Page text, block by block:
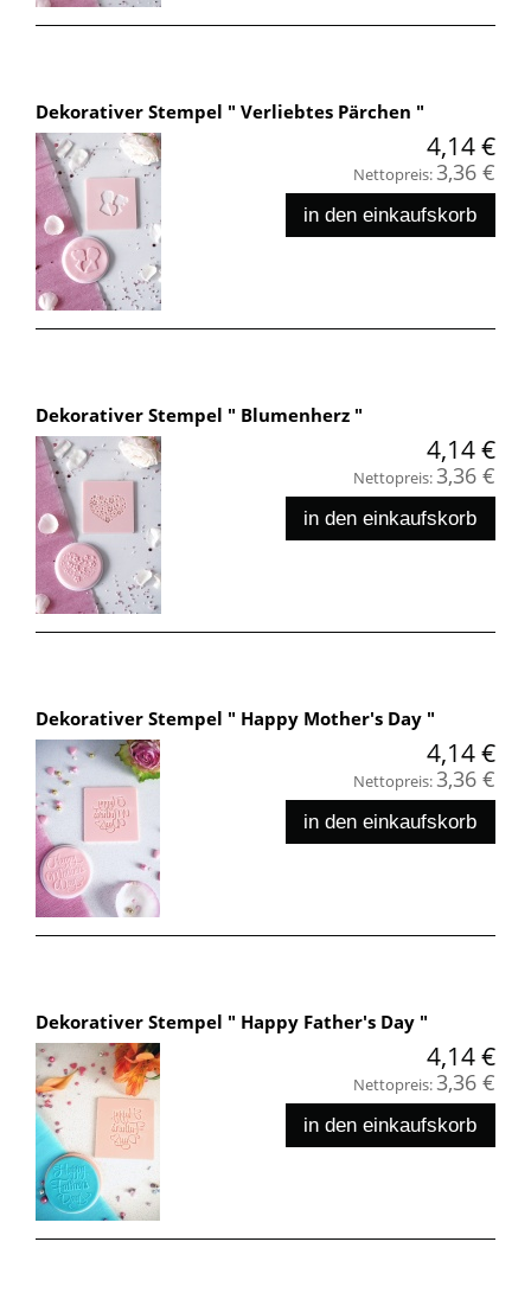
Dekorativer Stempel " Verliebtes Pärchen "
4,14 €
Nettopreis:3,36 €
in den einkaufskorb
Dekorativer Stempel " Blumenherz "
4,14 €
Nettopreis:3,36 €
in den einkaufskorb
Dekorativer Stempel " Happy Mother's Day "
4,14 €
Nettopreis:3,36 €
in den einkaufskorb
Dekorativer Stempel " Happy Father's Day "
4,14 €
Nettopreis:3,36 €
in den einkaufskorb